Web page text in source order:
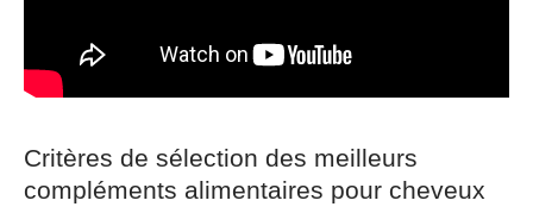
Critères de sélection des meilleurs
compléments alimentaires pour cheveux